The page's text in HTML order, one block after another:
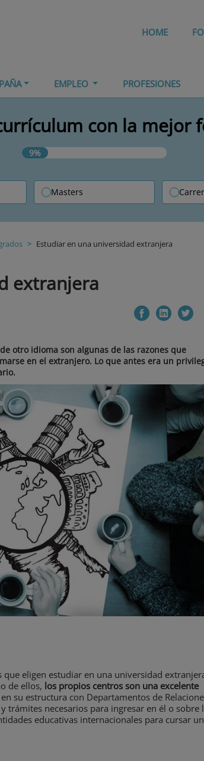
HOME
EMPLEO PROFESIONES
con la mejor
9%
Masters
Estudiar en una universidad extranjera
extranjera
otro idioma son algunas de las razones que
en el extranjero. Lo que antes era un
eligen estudiar en una universidad
de ellos, los propios centros son una excelente
su estructura con Departamentos de
necesarios para ingresar en él o sobre
educativas internacionales para cursar un